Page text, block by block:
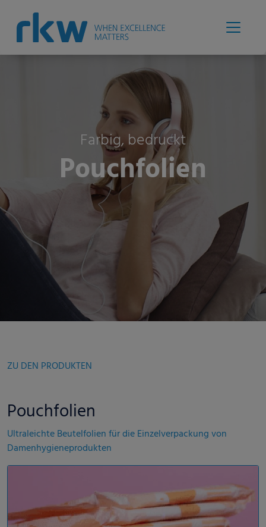
Farbig, bedruckt
Pouchfolien
ZU DEN PRODUKTEN
Pouchfolien
Ultraleichte Beutelfolien für die Einzelverpackung von
Damenhygieneprodukten